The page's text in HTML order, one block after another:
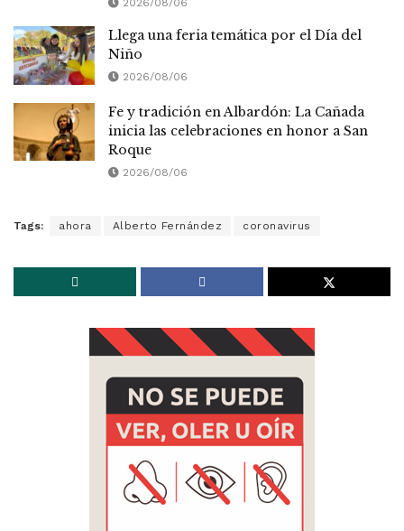
2026/08/06
Llega una feria temática por el Día del
Niño
2026/08/06
Fe y tradición en Albardón: La Cañada
inicia las celebraciones en honor a San
Roque
2026/08/06
Tags: ahora Alberto Fernández coronavirus